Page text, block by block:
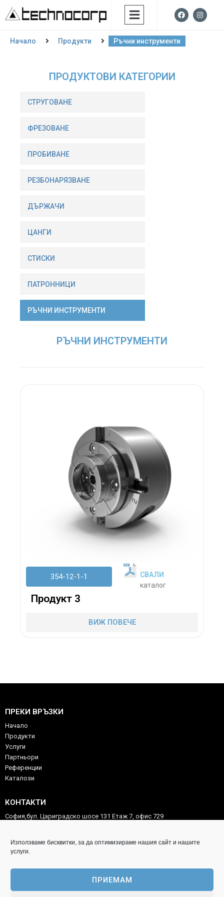
Използваме бисквитки, за да оптимизираме нашия сайт и нашите
услуги.
ПРИЕМАМ
Начало Продукти Ръчни инструменти
ПРОДУКТОВИ КАТЕГОРИИ
СТРУГОВАНЕ
ФРЕЗОВАНE
ПРОБИВАНЕ
РЕЗБОНАРЯЗВАНЕ
ДЪРЖАЧИ
ЦАНГИ
СТИСКИ
ПАТРОННИЦИ
РЪЧНИ ИНСТРУМЕНТИ
РЪЧНИ ИНСТРУМЕНТИ
354-12-1-1
СВАЛИ
каталог
Продукт 3
ВИЖ ПОВЕЧЕ
ПРЕКИ ВРЪЗКИ
Начало
Продукти
Услуги
Партньори
Референции
Каталози
КОНТАКТИ
София,бул. Цариградско шосе 131 Етаж 7, офис 729
0887 59 88 58
ИНФОРМАЦИЯ ЗА КЛИЕНТА